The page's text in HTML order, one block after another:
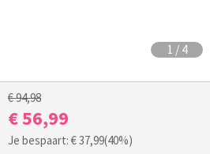
1 / 4
€ 94,98
€ 56,99
Je bespaart: €37,99(40%)